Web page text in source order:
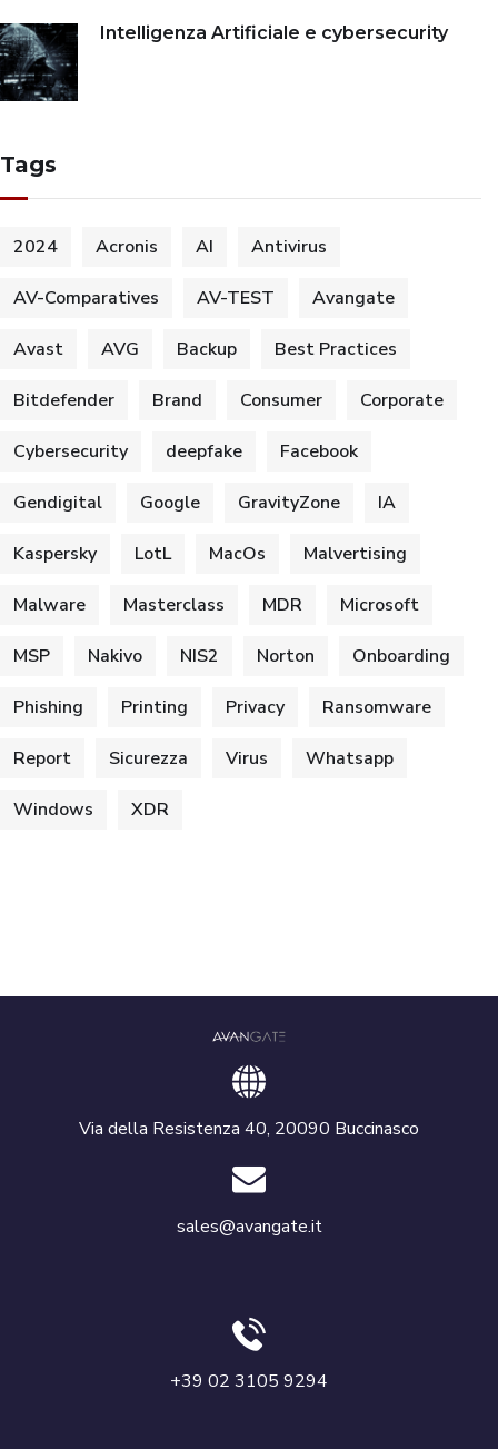
Intelligenza Artificiale e cybersecurity
Tags
2024 Acronis AI Antivirus
AV-Comparatives AV-TEST Avangate
Avast AVG Backup Best Practices
Bitdefender Brand Consumer Corporate
Cybersecurity deepfake Facebook
Gendigital Google GravityZone IA
Kaspersky LotL MacOs Malvertising
Malware Masterclass MDR Microsoft
MSP Nakivo NIS2 Norton Onboarding
Phishing Printing Privacy Ransomware
Report Sicurezza Virus Whatsapp
Windows XDR
Via della Resistenza 40, 20090 Buccinasco
sales@avangate.it
+39 02 3105 9294